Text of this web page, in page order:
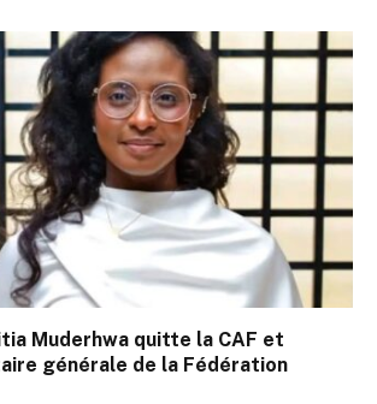
Muderhwa quitte la CAF et
générale de la Fédération